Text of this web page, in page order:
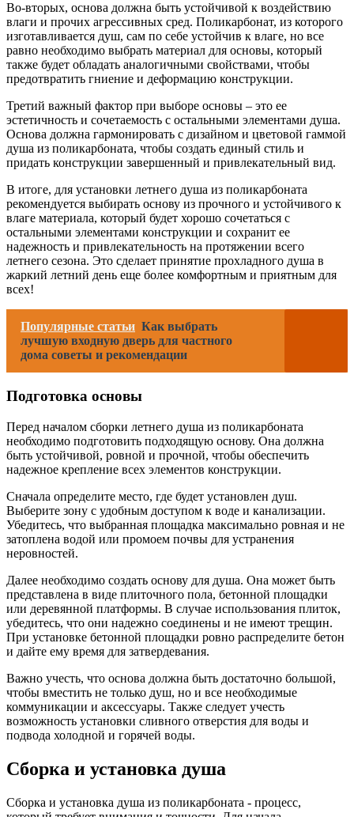
Во-вторых, основа должна быть устойчивой к воздействию
влаги и прочих агрессивных сред. Поликарбонат, из которого
изготавливается душ, сам по себе устойчив к влаге, но все
равно необходимо выбрать материал для основы, который
также будет обладать аналогичными свойствами, чтобы
предотвратить гниение и деформацию конструкции.
Третий важный фактор при выборе основы – это ее
эстетичность и сочетаемость с остальными элементами душа.
Основа должна гармонировать с дизайном и цветовой гаммой
душа из поликарбоната, чтобы создать единый стиль и
придать конструкции завершенный и привлекательный вид.
В итоге, для установки летнего душа из поликарбоната
рекомендуется выбирать основу из прочного и устойчивого к
влаге материала, который будет хорошо сочетаться с
остальными элементами конструкции и сохранит ее
надежность и привлекательность на протяжении всего
летнего сезона. Это сделает принятие прохладного душа в
жаркий летний день еще более комфортным и приятным для
всех!
Популярные статьи Как выбрать
лучшую входную дверь для частного
дома советы и рекомендации
Подготовка основы
Перед началом сборки летнего душа из поликарбоната
необходимо подготовить подходящую основу. Она должна
быть устойчивой, ровной и прочной, чтобы обеспечить
надежное крепление всех элементов конструкции.
Сначала определите место, где будет установлен душ.
Выберите зону с удобным доступом к воде и канализации.
Убедитесь, что выбранная площадка максимально ровная и не
затоплена водой или промоем почвы для устранения
неровностей.
Далее необходимо создать основу для душа. Она может быть
представлена в виде плиточного пола, бетонной площадки
или деревянной платформы. В случае использования плиток,
убедитесь, что они надежно соединены и не имеют трещин.
При установке бетонной площадки ровно распределите бетон
и дайте ему время для затвердевания.
Важно учесть, что основа должна быть достаточно большой,
чтобы вместить не только душ, но и все необходимые
коммуникации и аксессуары. Также следует учесть
возможность установки сливного отверстия для воды и
подвода холодной и горячей воды.
Сборка и установка душа
Сборка и установка душа из поликарбоната - процесс,